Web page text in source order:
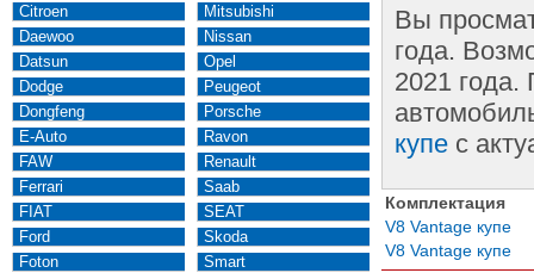
Citroen
Daewoo
Datsun
Dodge
Dongfeng
E-Auto
FAW
Ferrari
FIAT
Ford
Foton
Mitsubishi
Nissan
Opel
Peugeot
Porsche
Ravon
Renault
Saab
SEAT
Skoda
Smart
Вы
года.
2021 года.
купес
Комплектация
V8 Vantage купе
V8 Vantage купе